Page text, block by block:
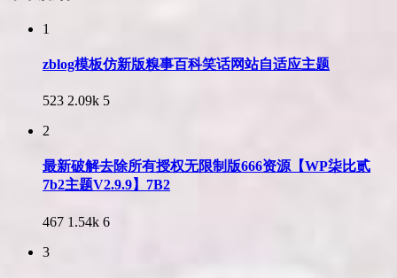
1
zblog模板仿新版糗事百科笑话网站自适应主题
523 2.09k 5
2
最新破解去除所有授权无限制版666资源【WP柒比贰
7b2主题V2.9.9】7B2
467 1.54k 6
3